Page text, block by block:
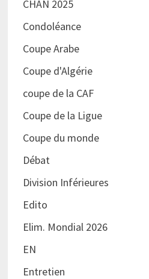
CHAN 2025
Condoléance
Coupe Arabe
Coupe d'Algérie
coupe de la CAF
Coupe de la Ligue
Coupe du monde
Débat
Division Inférieures
Edito
Elim. Mondial 2026
EN
Entretien